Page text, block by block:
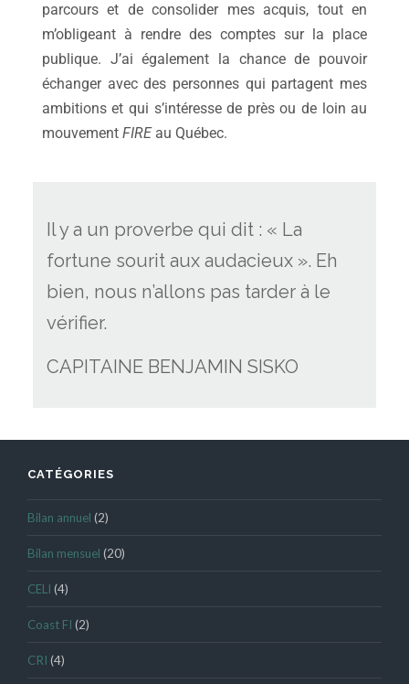
parcours et de consolider mes acquis, tout en
m’obligeant à rendre des comptes sur la place
publique. J’ai également la chance de pouvoir
échanger avec des personnes qui partagent mes
ambitions et qui s’intéresse de près ou de loin au
mouvement FIREau Québec.
Il y a un proverbe qui dit : « La
fortune sourit aux audacieux ». Eh
bien, nous n’allons pas tarder à le
vérifier.
CAPITAINE BENJAMIN SISKO
CATÉGORIES
Bilan annuel (2)
Bilan mensuel (20)
CELI (4)
Coast FI (2)
CRI (4)